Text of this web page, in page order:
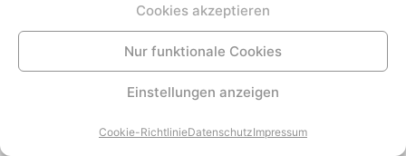
Cookies akzeptieren
Nur funktionale Cookies
Einstellungen anzeigen
Cookie-RichtlinieDatenschutzImpressum